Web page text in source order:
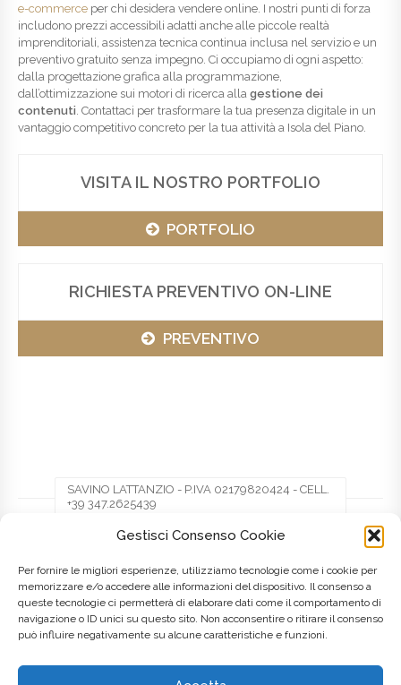
Gestisci Consenso Cookie
Per fornire le migliori esperienze, utilizziamo tecnologie come i cookie per
memorizzare e/o accedere alle informazioni del dispositivo. Il consenso a
queste tecnologie ci permetterà di elaborare dati come il comportamento di
navigazione o ID unici su questo sito. Non acconsentire o ritirare il consenso
può influire negativamente su alcune caratteristiche e funzioni.
e-commerce per chi desidera vendere online. I nostri punti di forza
includono prezzi accessibili adatti anche alle piccole realtà
imprenditoriali, assistenza tecnica continua inclusa nel servizio e un
preventivo gratuito senza impegno. Ci occupiamo di ogni aspetto:
dalla progettazione grafica alla programmazione,
dall’ottimizzazione sui motori di ricerca alla gestione dei
contenuti. Contattaci per trasformare la tua presenza digitale in un
vantaggio competitivo concreto per la tua attività a Isola del Piano.
VISITA IL NOSTRO PORTFOLIO
PORTFOLIO
RICHIESTA PREVENTIVO ON-LINE
PREVENTIVO
SAVINO LATTANZIO - P.IVA 02179820424 - CELL.
+39 347.2625439
Facebook Twitter Pinterest
LinkedIn
Posted on 8 Maggio 2016